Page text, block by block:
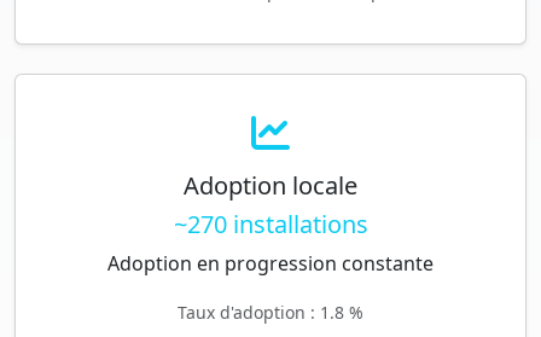
Adoption locale
~270 installations
Adoption en progression constante
Taux d'adoption : 1.8 %